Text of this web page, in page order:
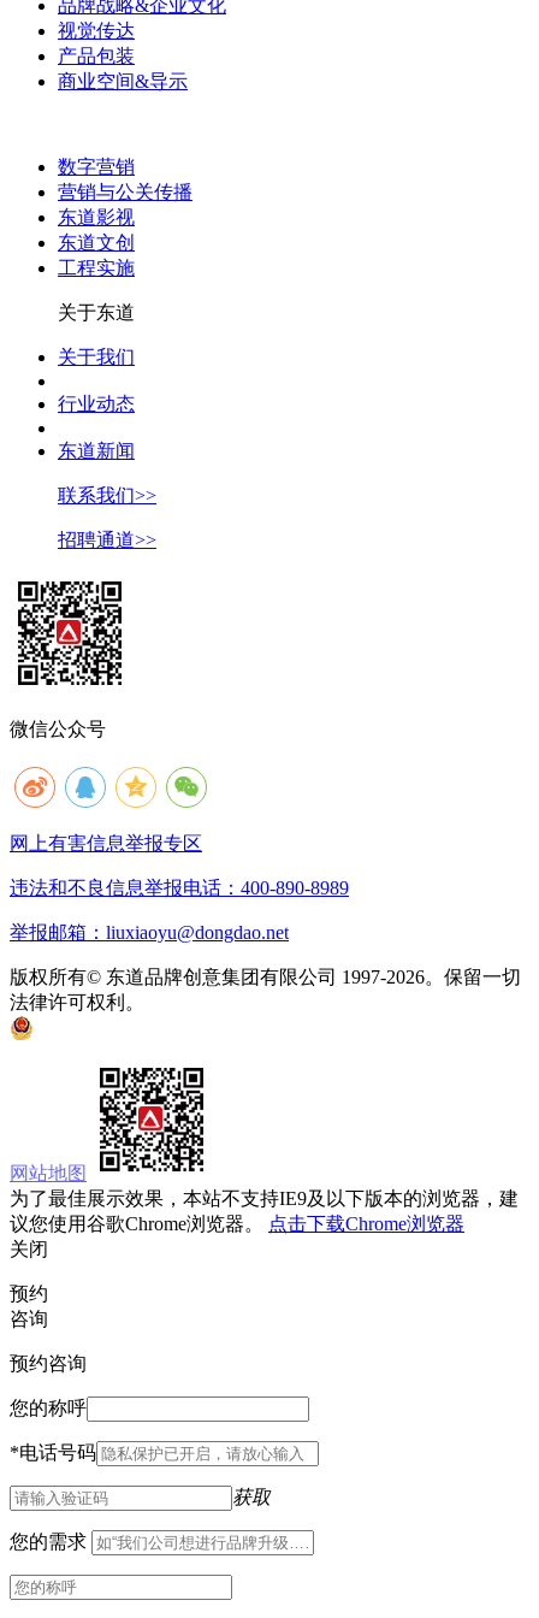
品牌战略&企业文化
视觉传达
产品包装
商业空间&导示
数字营销
营销与公关传播
东道影视
东道文创
工程实施
关于东道
关于我们
行业动态
东道新闻
联系我们>>
招聘通道>>
微信公众号
网上有害信息举报专区
违法和不良信息举报电话：400-890-8989
举报邮箱：liuxiaoyu@dongdao.net
版权所有© 东道品牌创意集团有限公司 1997-2026。保留一切
法律许可权利。
网站地图
为了最佳展示效果，本站不支持IE9及以下版本的浏览器，建
议您使用谷歌Chrome浏览器。
点击下载Chrome浏览器
关闭
预约
咨询
预约咨询
您的称呼
*电话号码
获取
您的需求